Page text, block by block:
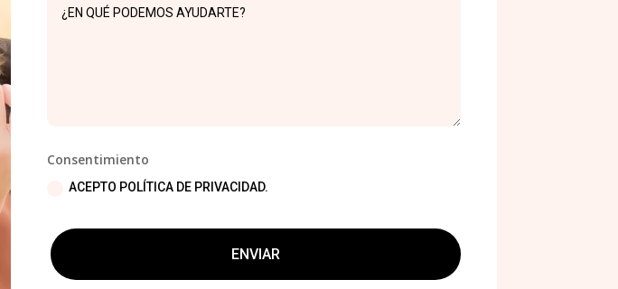
Consentimiento
ACEPTO POLÍTICA DE PRIVACIDAD.
ENVIAR